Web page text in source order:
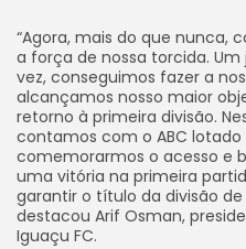
“Agora, mais do que nunca,
a força de nossa torcida.
vez, conseguimos fazer a
alcançamos nosso maior
retorno à primeira divisão.
contamos com o ABC lotado
comemorarmos o acesso e
uma vitória na primeira
garantir o título da divisão de
destacou Arif Osman,
Iguaçu FC.